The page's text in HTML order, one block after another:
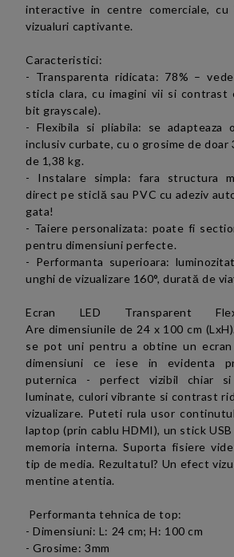
interactive in centre comerciale,
vizualuri captivante.
Caracteristici:
- Transparenta ridicata: 78% –
sticla clara, cu imagini vii si contrast
bit grayscale).
- Flexibila si pliabila: se adapteaza
inclusiv curbate, cu o grosime de doar
de 1,38 kg.
- Instalare simpla: fara structura
direct pe sticlă sau PVC cu adeziv
gata!
- Taiere personalizata: poate fi
pentru dimensiuni perfecte.
- Performanta superioara:
unghi de vizualizare 160°, durată de
Ecran LED Transparent
Are dimensiunile de 24 x 100 cm
se pot uni pentru a obtine un
dimensiuni ce iese in evidenta
puternica - perfect vizibil chiar
luminate, culori vibrante si contrast
vizualizare. Puteti rula usor
laptop (prin cablu HDMI), un stick
memoria interna. Suporta fisiere
tip de media. Rezultatul? Un efect
mentine atentia.
Performanta tehnica de top:
- Dimensiuni: L: 24 cm; H: 100 cm
- Grosime: 3mm